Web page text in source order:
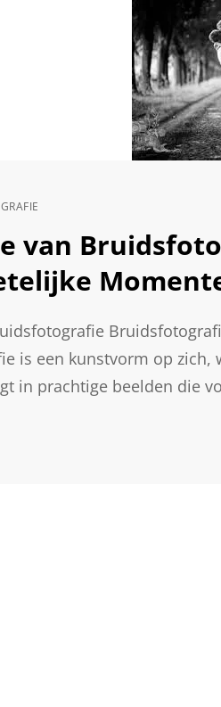
van
is een kunstvorm op
in prachtige beelden die